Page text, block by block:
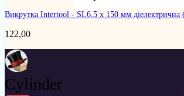
Викрутка Intertool - SL6,5 х 150 мм діелектрична
122,00
Cylinder